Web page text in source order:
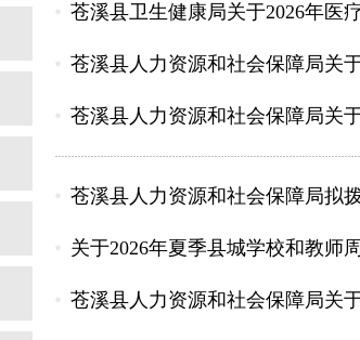
苍溪县卫生健康局关于2026年医
苍溪县人力资源和社会保障局关
苍溪县人力资源和社会保障局关
苍溪县人力资源和社会保障局拟
关于2026年夏季县城学校和教师
苍溪县人力资源和社会保障局关